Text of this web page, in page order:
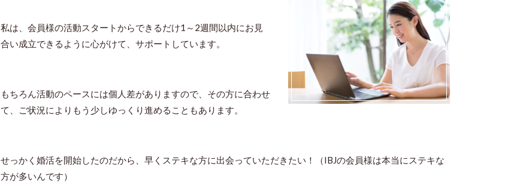
私は、会員様の活動スタートからできるだけ1～2週間以内にお見
合い成立できるように心がけて、サポートしています。
もちろん活動のペースには個人差がありますので、その方に合わせ
て、ご状況によりもう少しゆっくり進めることもあります。
せっかく婚活を開始したのだから、早くステキな方に出会っていただきたい！（IBJの会員様は本当にステキな
方が多いんです）